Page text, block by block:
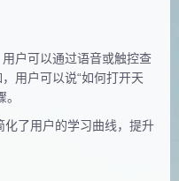
户可以通过语音或触控查
用户可以说“如何打开天
了用户的学习曲线，提升